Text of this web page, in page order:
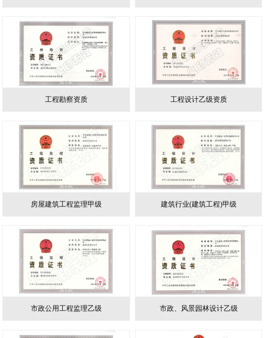
工程勘察资质 工程设计乙级资质
房屋建筑工程监理甲级 建筑行业(建筑工程)甲级
市政公用工程监理乙级 市政、风景园林设计乙级